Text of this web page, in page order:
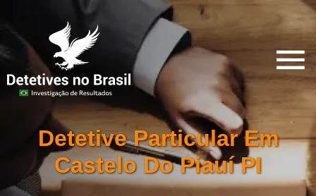
Detetive Particular Em
Castelo Do Piauí PI